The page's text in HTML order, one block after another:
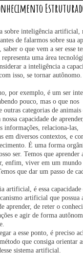
sobre inteligência artificial,
de falarmos sobre sua
saber o que vem a ser esse
uma área
a inteligência a
isso, se tornar autônomo.
por exemplo, é um ser
pouco, mas o que nos
outras categorias de animais
nossa capacidade de
informações, relaciona-las,
em diversos contextos, e
É uma forma
ser. Temos que aprender
enfim, viver em um mundo
que dar um passo de
artificial, é essa capacidade
artificial que possua
aprender, de reter o
e agir de forma
a esse ponto, é preciso
que consiga orientar
sistema artificial.